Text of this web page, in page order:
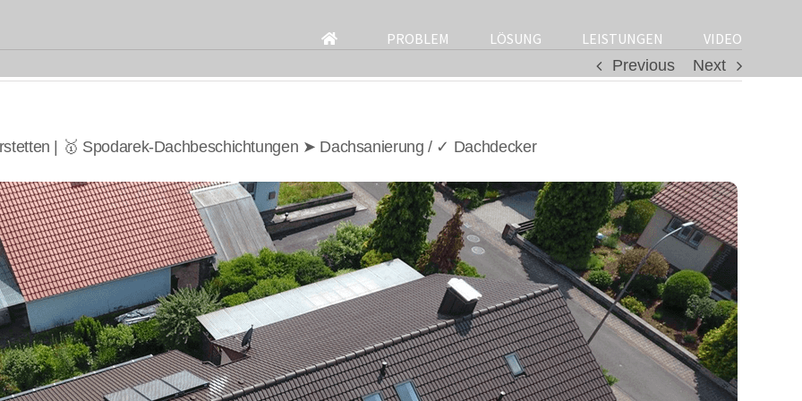
for:
PROBLEM LÖSUNG LEISTUNGEN
VIDEO
Previous
Next
| 🥇 Spodarek-Dachbeschichtungen ➤ Dachsanierung / ✓ Dachdecker